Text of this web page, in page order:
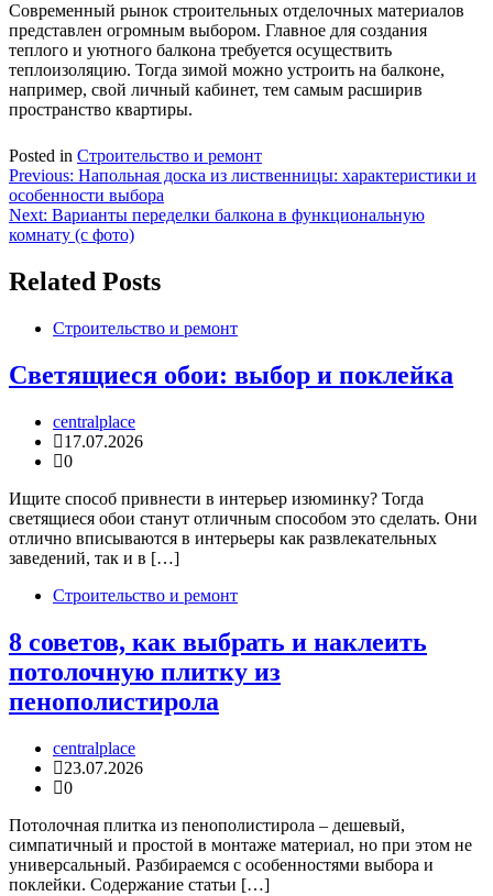
Современный рынок строительных отделочных материалов
представлен огромным выбором. Главное для создания
теплого и уютного балкона требуется осуществить
теплоизоляцию. Тогда зимой можно устроить на балконе,
например, свой личный кабинет, тем самым расширив
пространство квартиры.
Posted in Строительство и ремонт
Навигация
по
записям
Previous: Напольная доска из лиственницы: характеристики и
особенности выбора
Next: Варианты переделки балкона в функциональную
комнату (с фото)
Related Posts
Строительство и ремонт
Светящиеся обои: выбор и поклейка
centralplace
17.07.2026
0
Ищите способ привнести в интерьер изюминку? Тогда
светящиеся обои станут отличным способом это сделать. Они
отлично вписываются в интерьеры как развлекательных
заведений, так и в […]
Строительство и ремонт
8 советов, как выбрать и наклеить
потолочную плитку из
пенополистирола
centralplace
23.07.2026
0
Потолочная плитка из пенополистирола – дешевый,
симпатичный и простой в монтаже материал, но при этом не
универсальный. Разбираемся с особенностями выбора и
поклейки. Содержание статьи […]